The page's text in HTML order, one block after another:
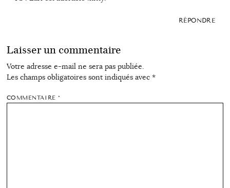
RÉPONDRE
Laisser un commentaire
Votre adresse e-mail ne sera pas publiée.
Les champs obligatoires sont indiqués avec *
COMMENTAIRE*